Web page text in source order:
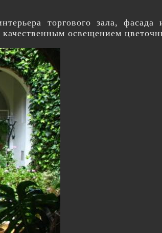
торгового зала,
качественным освещением